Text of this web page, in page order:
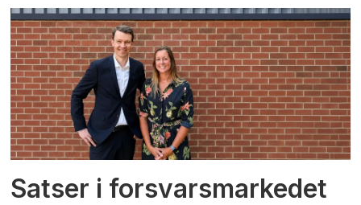
Satser i forsvarsmarkedet